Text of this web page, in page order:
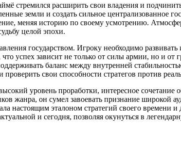
стремился расширить свои владения и
земли и создать сильное централизованное
меняя историю по своему усмотрению.
целой эпохи.
государством. Игроку необходимо развивать
успех зависит не только от силы армии, но и
баланс между внутренней
свои способности стратегов против
уровень проработки, интересное сочетание
жанра, он сумел завоевать признание широкой
настоящим эталоном стратегий своего времени
и сегодня, позволяя окунуться в